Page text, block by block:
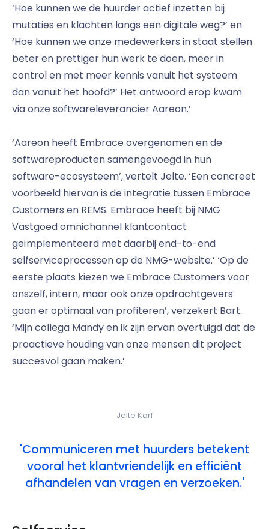
‘Hoe kunnen we de huurder actief inzetten bij
mutaties en klachten langs een digitale weg?’ en
‘Hoe kunnen we onze medewerkers in staat stellen
beter en prettiger hun werk te doen, meer in
control en met meer kennis vanuit het systeem
dan vanuit het hoofd?’ Het antwoord erop kwam
via onze softwareleverancier Aareon.’
‘Aareon heeft Embrace overgenomen en de
softwareproducten samengevoegd in hun
software-ecosysteem’, vertelt Jelte. ‘Een concreet
voorbeeld hiervan is de integratie tussen Embrace
Customers en REMS. Embrace heeft bij NMG
Vastgoed omnichannel klantcontact
geïmplementeerd met daarbij end-to-end
selfserviceprocessen op de NMG-website.’ ‘Op de
eerste plaats kiezen we Embrace Customers voor
onszelf, intern, maar ook onze opdrachtgevers
gaan er optimaal van profiteren’, verzekert Bart.
‘Mijn collega Mandy en ik zijn ervan overtuigd dat de
proactieve houding van onze mensen dit project
succesvol gaan maken.’
Jelte Korf
'Communiceren met huurders betekent
vooral het klantvriendelijk en efficiënt
afhandelen van vragen en verzoeken.'